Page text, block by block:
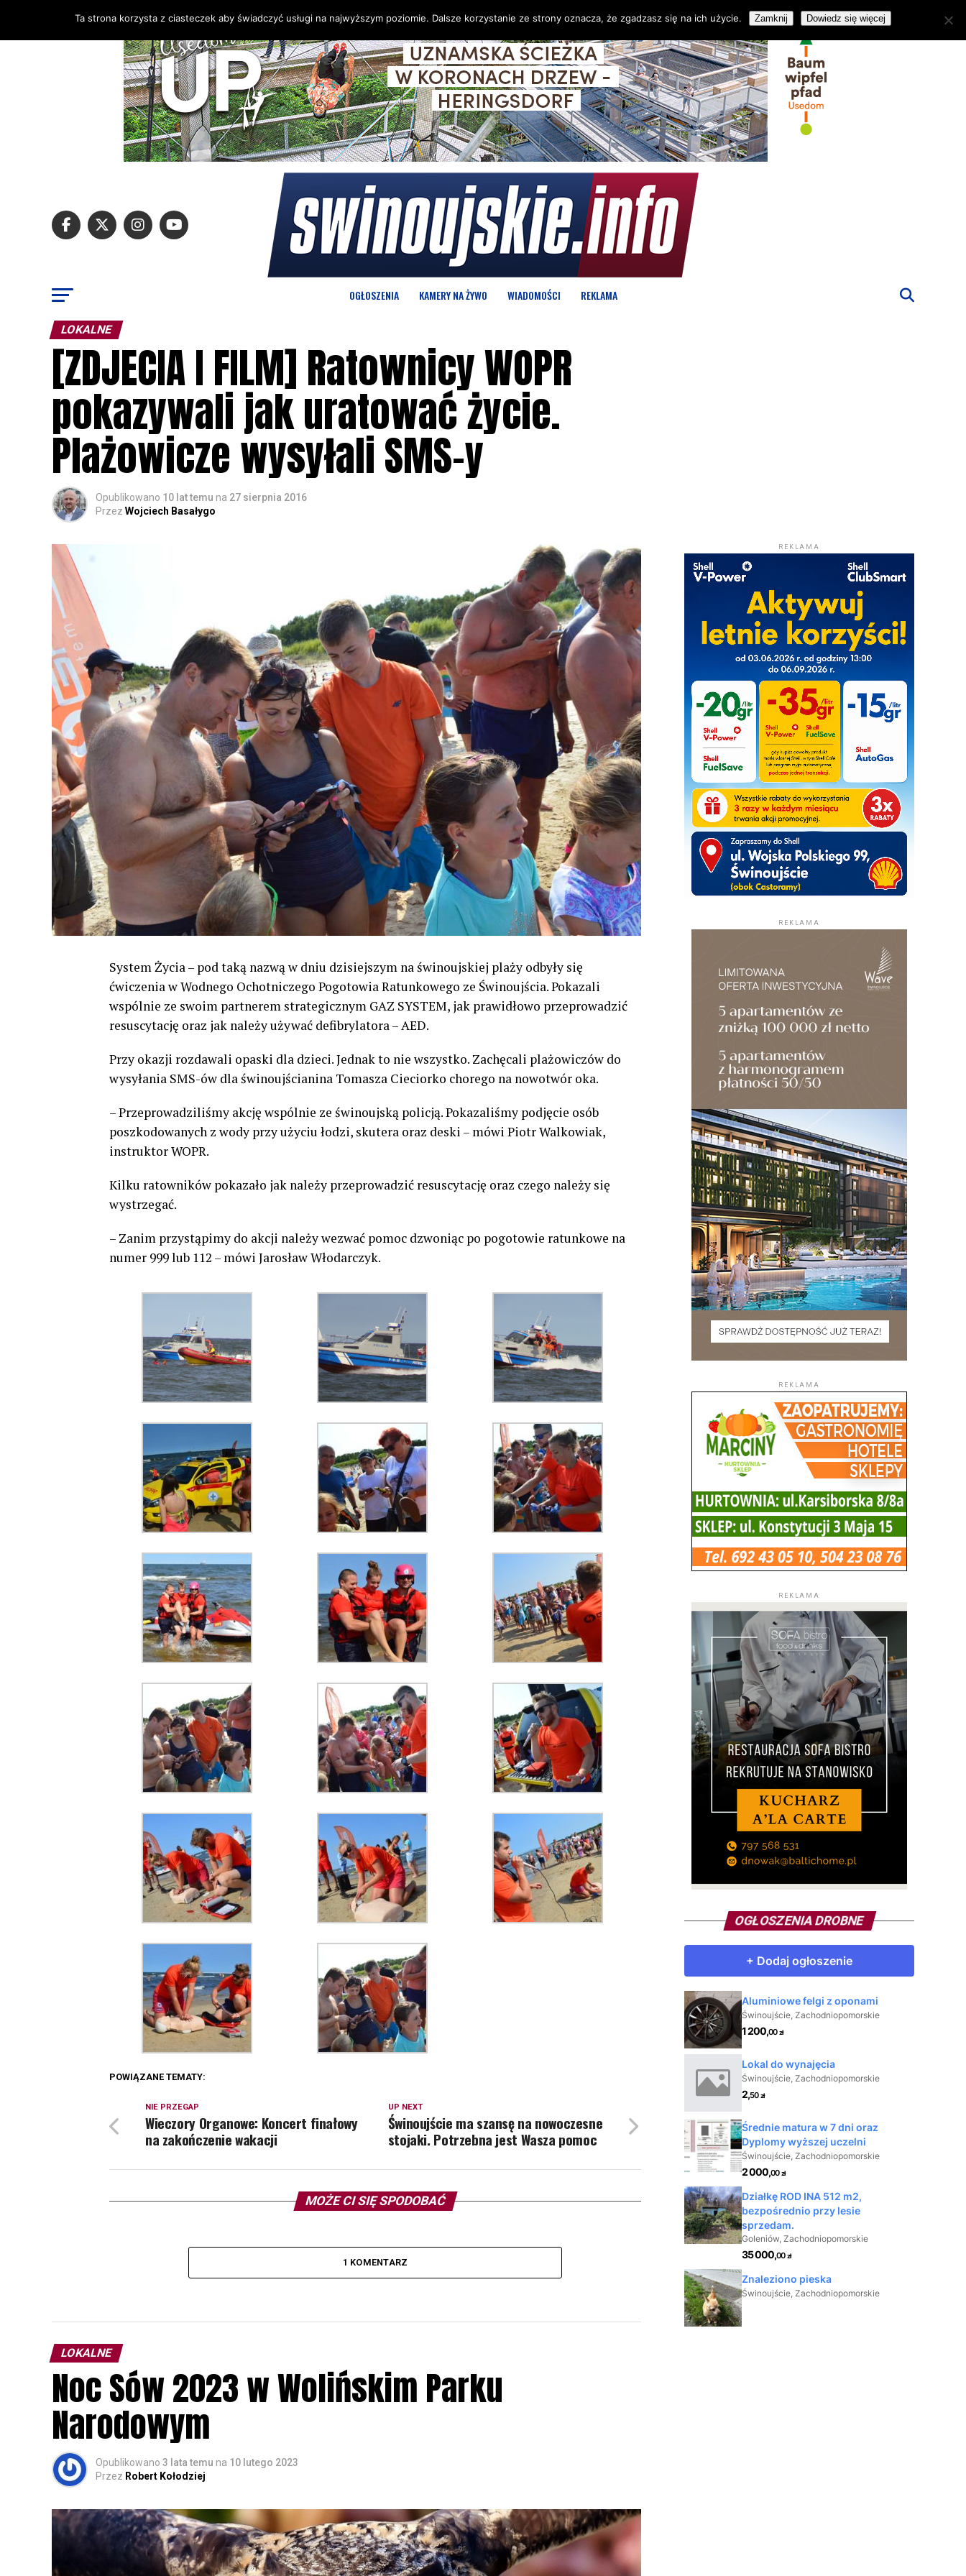
OGŁOSZENIA KAMERY NA ŻYWO WIADOMOŚCI REKLAMA
LOKALNE
[ZDJECIA I FILM] Ratownicy WOPR
pokazywali jak uratować życie.
Plażowicze wysyłali SMS-y
Opublikowano 10 lat temu na 27 sierpnia 2016
Przez Wojciech Basałygo
System Życia – pod taką nazwą w dniu dzisiejszym na świnoujskiej plaży odbyły się
ćwiczenia w Wodnego Ochotniczego Pogotowia Ratunkowego ze Świnoujścia. Pokazali
wspólnie ze swoim partnerem strategicznym GAZ SYSTEM, jak prawidłowo przeprowadzić
resuscytację oraz jak należy używać defibrylatora – AED.
Przy okazji rozdawali opaski dla dzieci. Jednak to nie wszystko. Zachęcali plażowiczów do
wysyłania SMS-ów dla świnoujścianina Tomasza Cieciorko chorego na nowotwór oka.
– Przeprowadziliśmy akcję wspólnie ze świnoujską policją. Pokazaliśmy podjęcie osób
poszkodowanych z wody przy użyciu łodzi, skutera oraz deski – mówi Piotr Walkowiak,
instruktor WOPR.
Kilku ratowników pokazało jak należy przeprowadzić resuscytację oraz czego należy się
wystrzegać.
– Zanim przystąpimy do akcji należy wezwać pomoc dzwoniąc po pogotowie ratunkowe na
numer 999 lub 112 – mówi Jarosław Włodarczyk.
POWIĄZANE TEMATY:
UP NEXT
Świnoujście ma szansę na nowoczesne
stojaki. Potrzebna jest Wasza pomoc
NIE PRZEGAP
Wieczory Organowe: Koncert finałowy
na zakończenie wakacji
MOŻE CI SIĘ SPODOBAĆ
1 KOMENTARZ
LOKALNE
Noc Sów 2023 w Wolińskim Parku
Narodowym
Opublikowano 3 lata temu na 10 lutego 2023
Przez Robert Kołodziej
REKLAMA
REKLAMA
REKLAMA
REKLAMA
OGŁOSZENIA DROBNE
Ta strona korzysta z ciasteczek aby świadczyć usługi na najwyższym poziomie. Dalsze korzystanie ze strony oznacza, że zgadzasz się na ich użycie. Zamknij Dowiedz się więcej